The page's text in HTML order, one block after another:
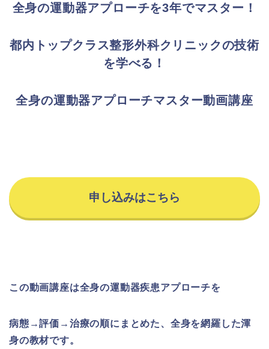
全身の運動器アプローチを3年でマスター！
都内トップクラス整形外科クリニックの技術
を学べる！
全身の運動器アプローチマスター動画講座
申し込みはこちら
この動画講座は全身の運動器疾患アプローチを
病態→評価→治療の順にまとめた、全身を網羅した渾
身の教材です。